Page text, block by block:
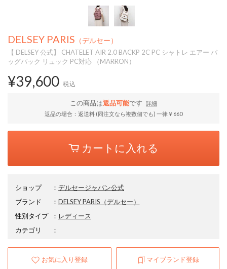
DELSEY PARIS （デルセー）
【 DELSEY 公式】 CHATELET AIR 2.0 BACKP 2C PC シャトレ エアー バ
ッグパック リュック PC対応 （MARRON）
¥39,600 税込
この商品は返品可能です
詳細
返品の場合：返送料 (同注文なら複数個でも) 一律￥660
カートに入れる
ショップ ： デルセージャパン公式
ブランド
： DELSEY PARIS （デルセー）
性別タイプ
： レディース
カテゴリ
：
お気に入り登録 マイブランド登録